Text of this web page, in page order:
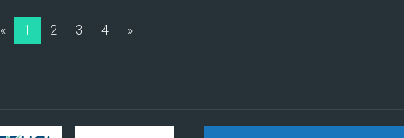
« 1 2 3 4 »